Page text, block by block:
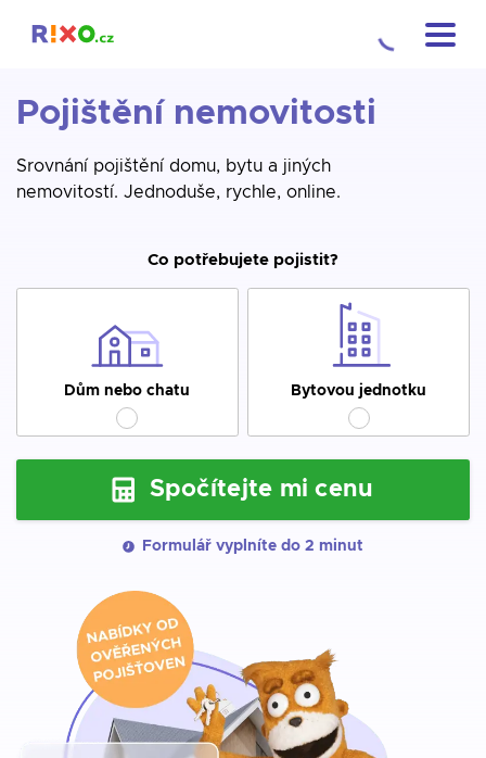
Pojištění nemovitosti
Srovnání pojištění domu, bytu a jiných
nemovitostí. Jednoduše, rychle, online.
Co potřebujete pojistit?
Dům nebo chatu Bytovou jednotku
Vybavení domácnosti
Nábytek, elektronika, spotřebiče, oblečení a další
vybavení v domácnosti
Samotný objekt
jako garáž a sklep
Spočítejte mi cenu
Formulář vyplníte do 2 minut